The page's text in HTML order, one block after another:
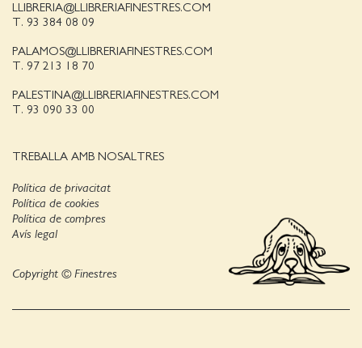
LLIBRERIA@LLIBRERIAFINESTRES.COM
T. 93 384 08 09
PALAMOS@LLIBRERIAFINESTRES.COM
T. 97 213 18 70
PALESTINA@LLIBRERIAFINESTRES.COM
T. 93 090 33 00
TREBALLA AMB NOSALTRES
Política de privacitat
Política de cookies
Avís legal
Política de compres
Copyright © Finestres